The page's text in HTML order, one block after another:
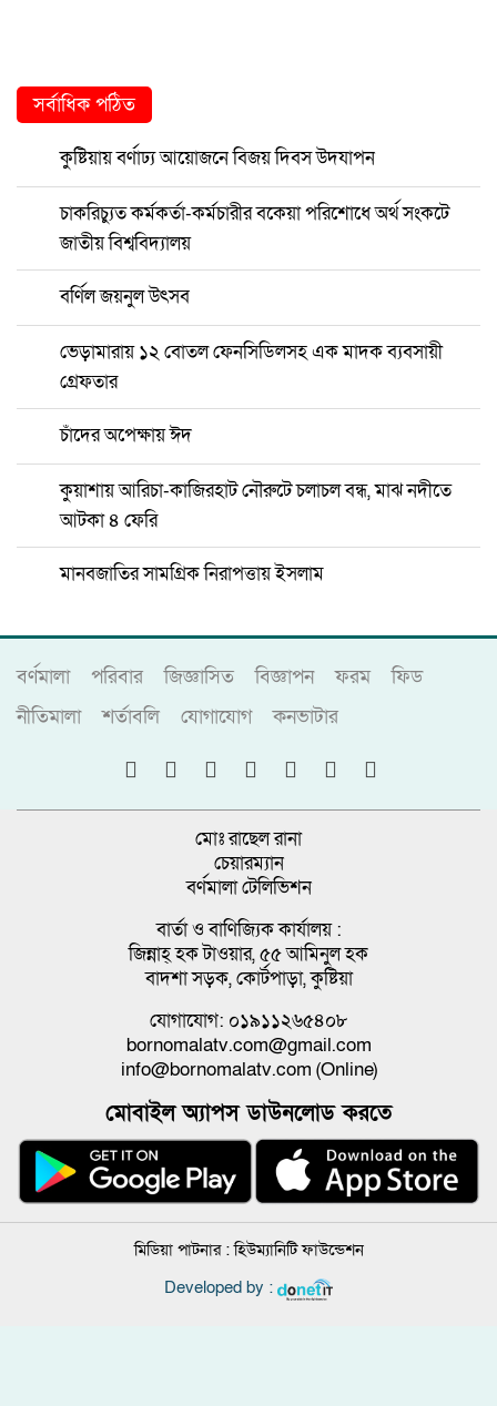
সর্বাধিক পঠিত
কুষ্টিয়ায় বর্ণাঢ্য আয়োজনে বিজয় দিবস উদযাপন
চাকরিচ্যুত কর্মকর্তা-কর্মচারীর বকেয়া পরিশোধে অর্থ সংকটে
জাতীয় বিশ্ববিদ্যালয়
বর্ণিল জয়নুল উৎসব
ভেড়ামারায় ১২ বোতল ফেনসিডিলসহ এক মাদক ব্যবসায়ী
গ্রেফতার
চাঁদের অপেক্ষায় ঈদ
কুয়াশায় আরিচা-কাজিরহাট নৌরুটে চলাচল বন্ধ, মাঝ নদীতে
আটকা ৪ ফেরি
মানবজাতির সামগ্রিক নিরাপত্তায় ইসলাম
বর্ণমালা পরিবার জিজ্ঞাসিত বিজ্ঞাপন ফরম
ফিড
নীতিমালা
শর্তাবলি যোগাযোগ কনভাটার
মোঃ রাছেল রানা
চেয়ারম্যান
বর্ণমালা টেলিভিশন
বার্তা ও বাণিজ্যিক কার্যালয় :
জিন্নাহ্ হক টাওয়ার, ৫৫ আমিনুল হক
বাদশা সড়ক, কোর্টপাড়া, কুষ্টিয়া
যোগাযোগ: ০১৯১১২৬৫৪০৮
bornomalatv.com@gmail.com
info@bornomalatv.com (Online)
মোবাইল অ্যাপস ডাউনলোড করতে
মিডিয়া পাটনার :হিউম্যানিটি ফাউন্ডেশন
Developed by :